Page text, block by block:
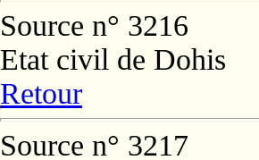
Source n° 3216
Etat civil de Dohis
Retour
Source n° 3217